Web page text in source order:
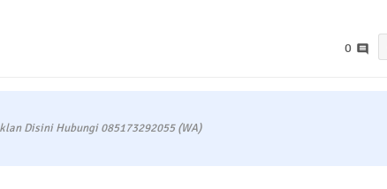
0
Disini Hubungi 085173292055 (WA)